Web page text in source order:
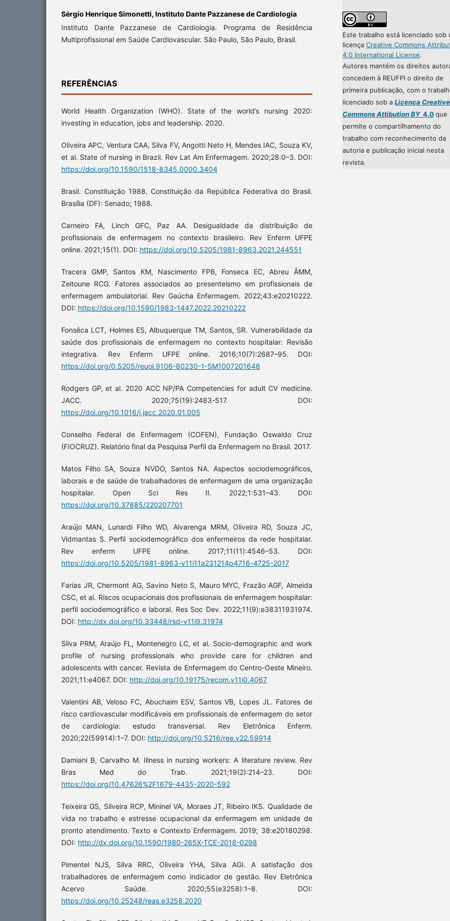
Sérgio Henrique Simonetti, Instituto Dante Pazzanese de Cardiologia
Instituto Dante Pazzanese de Cardiologia. Programa de Residência
Multiprofissional em Saúde Cardiovascular. São Paulo, São Paulo, Brasil.
REFERÊNCIAS
World Health Organization (WHO). State of the world’s nursing 2020:
investing in education, jobs and leadership. 2020.
Oliveira APC, Ventura CAA, Silva FV, Angotti Neto H, Mendes IAC, Souza KV,
et al. State of nursing in Brazil. Rev Lat Am Enfermagem. 2020;28:0–3. DOI:
https://doi.org/10.1590/1518-8345.0000.3404
Brasil. Constituição 1988. Constituição da República Federativa do Brasil.
Brasília (DF): Senado; 1988.
Carneiro FA, Linch GFC, Paz AA. Desigualdade da distribuição de
profissionais de enfermagem no contexto brasileiro. Rev Enferm UFPE
online. 2021;15(1). DOI: https://doi.org/10.5205/1981-8963.2021.244551
Tracera GMP, Santos KM, Nascimento FPB, Fonseca EC, Abreu ÂMM,
Zeitoune RCG. Fatores associados ao presenteísmo em profissionais de
enfermagem ambulatorial. Rev Gaúcha Enfermagem. 2022;43:e20210222.
DOI: https://doi.org/10.1590/1983-1447.2022.20210222
Fonsêca LCT, Holmes ES, Albuquerque TM, Santos, SR. Vulnerabilidade da
saúde dos profissionais de enfermagem no contexto hospitalar: Revisão
integrativa. Rev Enferm UFPE online. 2016;10(7):2687–95. DOI:
https://doi.org/0.5205/reuol.9106-80230-1-SM1007201648
Rodgers GP, et al. 2020 ACC NP/PA Competencies for adult CV medicine.
JACC. 2020;75(19):2483-517. DOI:
https://doi.org/10.1016/j.jacc.2020.01.005
Conselho Federal de Enfermagem (COFEN), Fundação Oswaldo Cruz
(FIOCRUZ). Relatório final da Pesquisa Perfil da Enfermagem no Brasil. 2017.
Matos Filho SA, Souza NVDO, Santos NA. Aspectos sociodemográficos,
laborais e de saúde de trabalhadores de enfermagem de uma organização
hospitalar. Open Sci Res II. 2022;1:531–43. DOI:
https://doi.org/10.37885/220207701
Araújo MAN, Lunardi Filho WD, Alvarenga MRM, Oliveira RD, Souza JC,
Vidmantas S. Perfil sociodemográfico dos enfermeiros da rede hospitalar.
Rev enferm UFPE online. 2017;11(11):4546–53. DOI:
https://doi.org/10.5205/1981-8963-v11i11a231214p4716-4725-2017
Farias JR, Chermont AG, Savino Neto S, Mauro MYC, Frazão AGF, Almeida
CSC, et al. Riscos ocupacionais dos profissionais de enfermagem hospitalar:
perfil sociodemográfico e laboral. Res Soc Dev. 2022;11(9):e38311931974.
DOI: http://dx.doi.org/10.33448/rsd-v11i9.31974
Silva PRM, Araújo FL, Montenegro LC, et al. Socio-demographic and work
profile of nursing professionals who provide care for children and
adolescents with cancer. Revista de Enfermagem do Centro-Oeste Mineiro.
2021;11:e4067. DOI: http://doi.org/10.19175/recom.v11i0.4067
Valentini AB, Veloso FC, Abuchaim ESV, Santos VB, Lopes JL. Fatores de
risco cardiovascular modificáveis em profissionais de enfermagem do setor
de cardiologia: estudo transversal. Rev Eletrônica Enferm.
2020;22(59914):1–7. DOI: http://doi.org/10.5216/ree.v22.59914
Damiani B, Carvalho M. Illness in nursing workers: A literature review. Rev
Bras Med do Trab. 2021;19(2):214–23. DOI:
https://doi.org/10.47626%2F1679-4435-2020-592
Teixeira GS, Silveira RCP, Mininel VA, Moraes JT, Ribeiro IKS. Qualidade de
vida no trabalho e estresse ocupacional da enfermagem em unidade de
pronto atendimento. Texto e Contexto Enfermagem. 2019; 38:e20180298.
DOI: http://dx.doi.org/10.1590/1980-265X-TCE-2018-0298
Pimentel NJS, Silva RRC, Oliveira YHA, Silva AGI. A satisfação dos
trabalhadores de enfermagem como indicador de gestão. Rev Eletrônica
Acervo Saúde. 2020;55(e3258):1–8. DOI:
https://doi.org/10.25248/reas.e3258.2020
Este trabalho está licenciado sob
licença Creative Commons
4.0 International License.
Autores mantém os direitos
concedem à REUFPI o direito de
primeira publicação, com o
licenciado sob a Licença Creative
Commons Attibution BY4.0que
permite o compartilhamento do
trabalho com reconhecimento da
autoria e publicação inicial nesta
revista.